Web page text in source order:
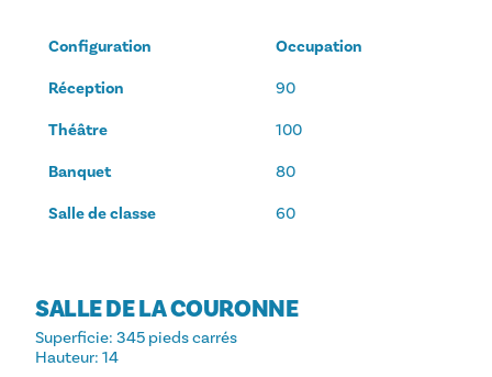
Configuration Occupation
Réception 90
Théâtre 100
Banquet 80
Salle de classe 60
SALLE DE LA COURONNE
Superficie: 345 pieds carrés
Hauteur: 14